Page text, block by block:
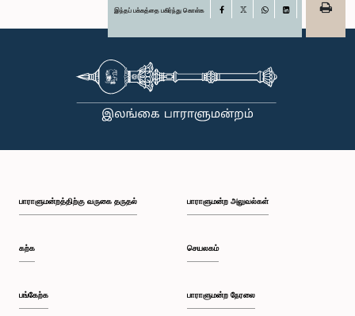
இந்தப் பக்கத்தை பகிர்ந்து கொள்க Facebook
பாராளுமன்றத்திற்கு வருகை தருதல்
கற்க
பங்கேற்க
பாராளுமன்ற அலுவல்கள்
செயலகம்
பாராளுமன்ற நேரலை